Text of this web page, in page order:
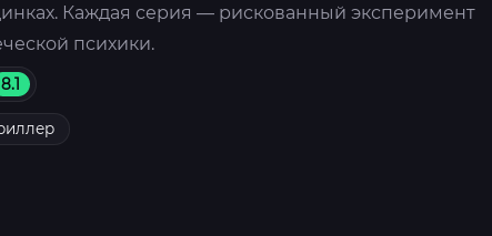
Каждая серия — рискованный эксперимент
психики.
8.1